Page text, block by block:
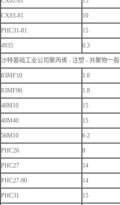
CX03-81 10
PHC31-81 15
4935 0.3
沙特基础工业公司聚丙烯 - 注塑 - 共聚物一般
83MF10 1.8
83MF90 1.8
48M10 15
48M40 15
56M10 6.2
PHC26 8
PHC27 14
PHC27-90 14
PHC31 15